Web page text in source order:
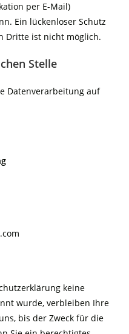
per E-Mail)
Ein lückenloser Schutz
Dritte ist nicht möglich.
Stelle
Datenverarbeitung auf
keine
wurde, verbleiben Ihre
bis der Zweck für die